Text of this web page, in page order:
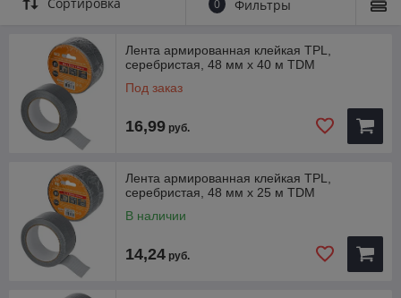
свойствами.
• Хорошая клейкость.
• Стойкость к влаге.
• Высокие теплоизоляционные характеристики.
• Стойкость к агрессивным средам.
• Стойкость к перепадам температур.
0 Фильтры
Лента армированная клейкая TPL,
серебристая, 48 мм х 40 м TDM
Под заказ
16,99 руб.
Лента армированная клейкая TPL,
серебристая, 48 мм х 25 м TDM
В наличии
14,24 руб.